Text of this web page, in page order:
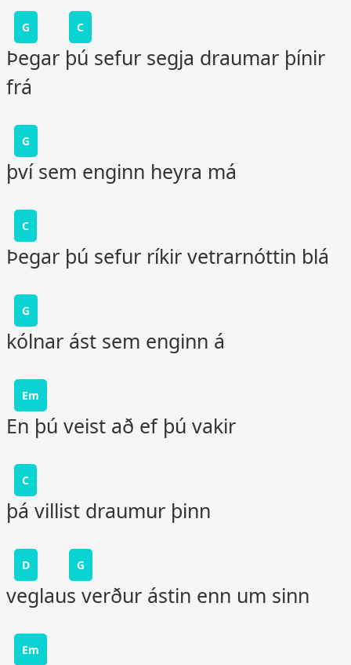
G C
Þegar þú sefur segja draumar þínir
frá
G
því sem enginn heyra má
C
Þegar þú sefur ríkir vetrarnóttin blá
G
kólnar ást sem enginn á
Em
En þú veist að ef þú vakir
C
þá villist draumur þinn
D G
veglaus verður ástin enn um sinn
Em